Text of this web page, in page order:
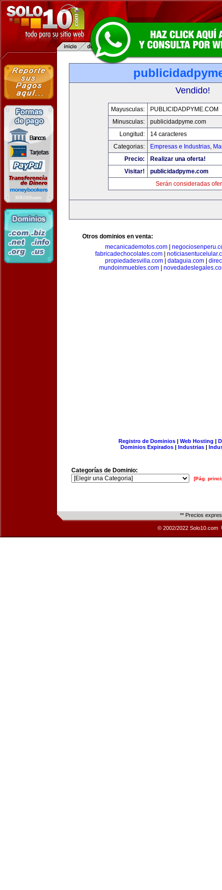
Vendido!
Mayusculas:
PUBLICIDADPYME.COM
Minusculas:
publicidadpyme.com
Longitud:
14 caracteres
Categorias:
Empresas e Industrias,
Precio:
Realizar una oferta!
Visitar!
publicidadpyme.com
Serán consideradas
Otros dominios en venta:
mecanicademotos.com|
fabricadechocolates.com|
propiedadesvilla.com| dataguia.com|
mundoinmuebles.com
Registro de Dominios| Web Hosting |
Dominios Expirados | Industrias |
Categorías de Dominio:
[Pág.
** Precios
© 2002/2022 Solo10.com